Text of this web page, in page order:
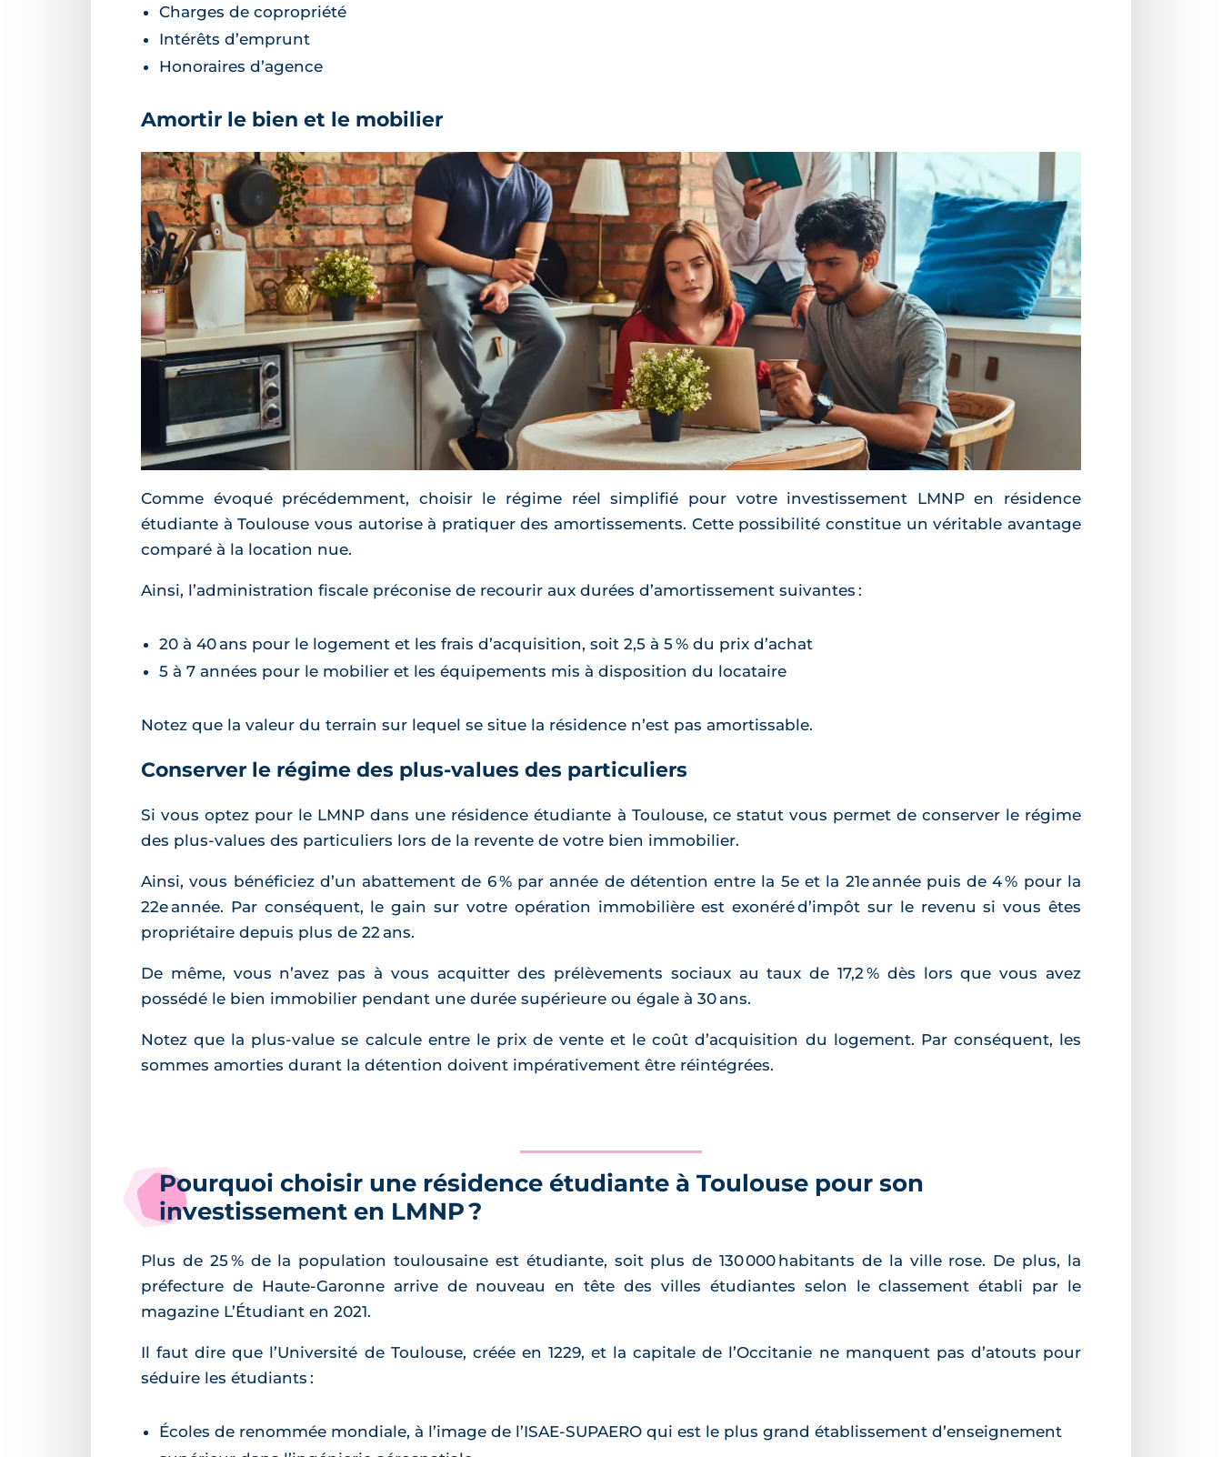
Charges de copropriété
Intérêts d’emprunt
Honoraires d’agence
Amortir le bien et le mobilier
Comme évoqué précédemment, choisir le régime réel simplifié pour votre investissement LMNP en résidence
étudiante à Toulouse vous autorise à pratiquer des amortissements. Cette possibilité constitue un véritable avantage
comparé à la location nue.
Ainsi, l’administration fiscale préconise de recourir aux durées d’amortissement suivantes :
20 à 40 ans pour le logement et les frais d’acquisition, soit 2,5 à 5 % du prix d’achat
5 à 7 années pour le mobilier et les équipements mis à disposition du locataire
Notez que la valeur du terrain sur lequel se situe la résidence n’est pas amortissable.
Conserver le régime des plus-values des particuliers
Si vous optez pour le LMNP dans une résidence étudiante à Toulouse, ce statut vous permet de conserver le régime
des plus-values des particuliers lors de la revente de votre bien immobilier.
Ainsi, vous bénéficiez d’un abattement de 6 % par année de détention entre la 5e et la 21e année puis de 4 % pour la
22e année. Par conséquent, le gain sur votre opération immobilière est exonéré d’impôt sur le revenu si vous êtes
propriétaire depuis plus de 22 ans.
De même, vous n’avez pas à vous acquitter des prélèvements sociaux au taux de 17,2 % dès lors que vous avez
possédé le bien immobilier pendant une durée supérieure ou égale à 30 ans.
Notez que la plus-value se calcule entre le prix de vente et le coût d’acquisition du logement. Par conséquent, les
sommes amorties durant la détention doivent impérativement être réintégrées.
Pourquoi choisir une résidence étudiante à Toulouse pour son
investissement en LMNP ?
Plus de 25 % de la population toulousaine est étudiante, soit plus de 130 000 habitants de la ville rose. De plus, la
préfecture de Haute-Garonne arrive de nouveau en tête des villes étudiantes selon le classement établi par le
magazine L’Étudiant en 2021.
Il faut dire que l’Université de Toulouse, créée en 1229, et la capitale de l’Occitanie ne manquent pas d’atouts pour
séduire les étudiants :
Écoles de renommée mondiale, à l’image de l’ISAE-SUPAERO qui est le plus grand établissement d’enseignement